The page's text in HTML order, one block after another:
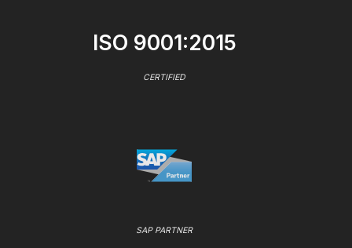
ISO 9001:2015
CERTIFIED
SAP PARTNER